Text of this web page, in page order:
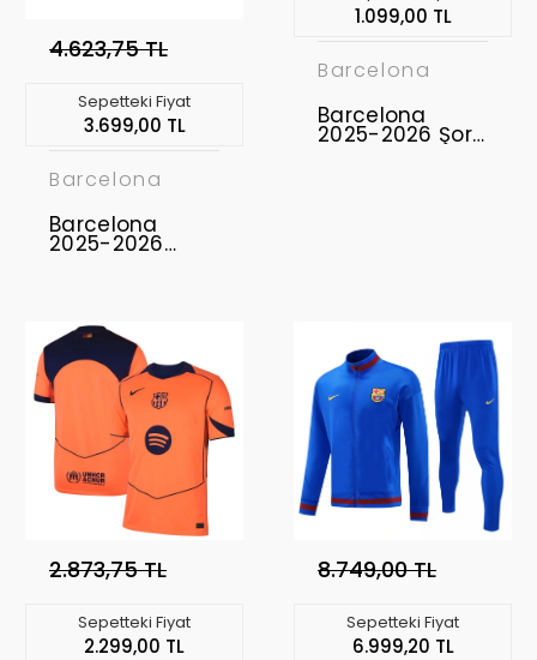
4.623,75 TL
Sepetteki Fiyat
3.699,00 TL
Barcelona
Barcelona
2025-2026
1.099,00 TL
Barcelona
Barcelona
2025-2026 Şort
2.873,75 TL
Sepetteki Fiyat
2.299,00 TL
8.749,00 TL
Sepetteki Fiyat
6.999,20 TL